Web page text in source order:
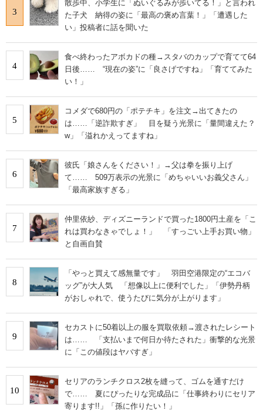
3
散歩中、小学生に「ぬいぐるみが歩いてる！」と言われ
た子犬 納得の姿に「最高の褒め言葉！」「遭遇した
い」投稿者に話を聞いた
4
食べ終わったアボカドの種→スタバのカップで育てて64
日後…… “現在の姿”に「良さげですね」「育ててみた
い！」
5
コメダで680円の「ポテチキ」を注文→出てきたの
は……「逆詐欺すぎ」 目を疑う光景に「量間違えた？
w」「溢れかえってますね」
6
彼氏「娘さんをください！」→父は拳を振り上げ
て…… 509万表示の光景に「めちゃいいお義父さん」
「最高家族すぎる」
7
仲里依紗、ディズニーランドで買った1800円土産を「こ
れは買わなきゃでしょ！」 「すっごい上手お買い物」
と自画自賛
8
「やっと買えて感無量です」 羽田空港限定の“エコバ
ッグ”が大人気 「想像以上に便利でした」「伊勢丹柄
がおしゃれで、使うたびに気分が上がります」
9
セカストに50着以上の服を買取依頼→渡されたレシート
は…… 「支払いまで何日か待たされた」衝撃的な光景
に「この値段はヤバすぎ」
10
セリアのランチクロス2枚を縫って、ゴムを通すだけ
で…… 夏にぴったりな完成品に「仕事終わりにセリア
寄ります!!」「孫に作りたい！」